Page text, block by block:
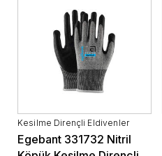
Kesilme Dirençli Eldivenler
Egebant 331732 Nitril